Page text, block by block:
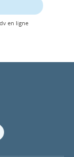
en ligne